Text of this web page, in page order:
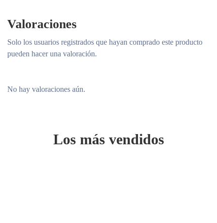
Valoraciones
No hay valoraciones aún.
Solo los usuarios registrados que hayan comprado este producto
pueden hacer una valoración.
Los más vendidos